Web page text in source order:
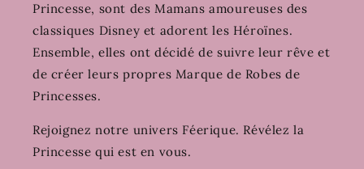
Princesse, sont des Mamans amoureuses des
classiques Disney et adorent les Héroïnes.
Ensemble, elles ont décidé de suivre leur rêve et
de créer leurs propres Marque de Robes de
Princesses.
Rejoignez notre univers Féerique. Révélez la
Princesse qui est en vous.